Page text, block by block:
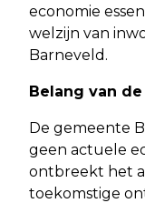
economie
welzijn van
Barneveld.
Belang van
De gemeente
geen actuele
ontbreekt het
toekomstige